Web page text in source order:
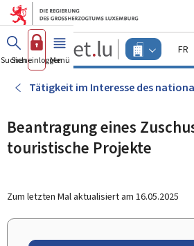
Zum Hauptmenü
Zum Inhalt
Guichet.lu
Changer
d'espace
Menu
actif
Suchen
Sich einloggen
Menü Haupt-
Tätigkeit im Interesse des
Beantragung eines
touristische Projekte
Zum letzten Mal aktualisiert am 16.05.2025